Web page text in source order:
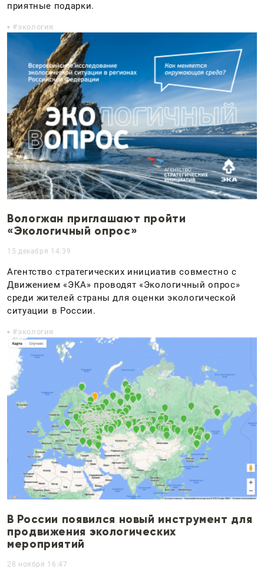
приятные подарки.
экология
Вологжан приглашают пройти
«Экологичный опрос»
15 декабря 14:39
Агентство стратегических инициатив совместно с
Движением «ЭКА» проводят «Экологичный опрос»
среди жителей страны для оценки экологической
ситуации в России.
экология
В России появился новый инструмент для
продвижения экологических
мероприятий
28 ноября 16:47